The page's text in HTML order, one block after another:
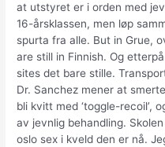
at utstyret er i orden med
16-årsklassen, men løp
spurta fra alle. But in Grue,
are still in Finnish. Og
sites det bare stille.
Dr. Sanchez mener at
bli kvitt med ‘toggle-recoil’,
av jevnlig behandling.
oslo sex i kveld den er nå.